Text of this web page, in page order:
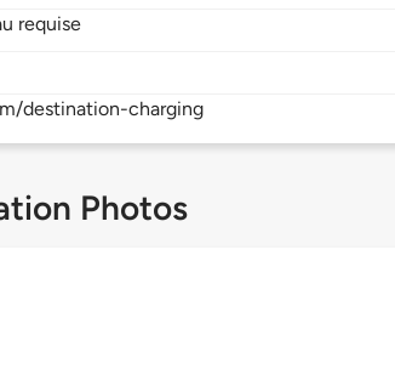
requise
destination-charging
Photos